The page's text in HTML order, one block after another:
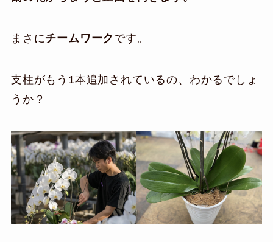
まさにチームワーク です。
支柱がもう1本追加されているの、わかるでしょ
うか？